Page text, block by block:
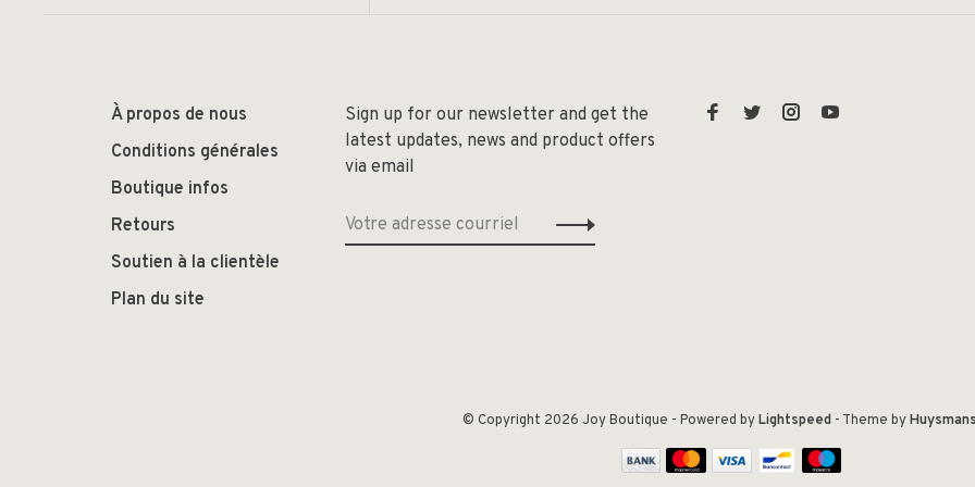
À propos de nous
Conditions générales
Boutique infos
Retours
Soutien à la clientèle
Plan du site
Sign up for our newsletter and get the
latest updates, news and product offers
via email
© Copyright 2026 Joy Boutique - Powered byLightspeed- Theme by